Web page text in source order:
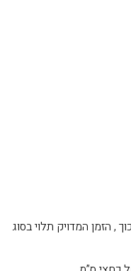
, הזמן המדויק תלוי בסוג